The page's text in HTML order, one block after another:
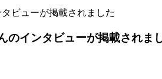
ビューが掲載されました
のインタビューが掲載されま